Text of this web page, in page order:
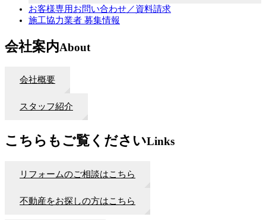
お客様専用お問い合わせ／資料請求
施工協力業者 募集情報
会社案内About
会社概要
スタッフ紹介
こちらもご覧くださいLinks
リフォームのご相談はこちら
不動産をお探しの方はこちら